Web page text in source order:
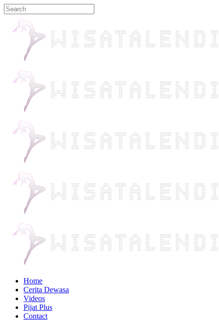
Home
Cerita Dewasa
Videos
Pijat Plus
Contact